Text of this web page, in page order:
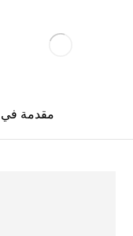
مقدمة في